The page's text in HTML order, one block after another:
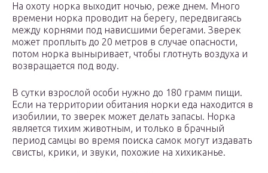
На охоту норка выходит ночью, реже днем. Много
времени норка проводит на берегу, передвигаясь
между корнями под нависшими берегами. Зверек
может проплыть до 20 метров в случае опасности,
потом норка выныривает, чтобы глотнуть воздуха и
возвращается под воду.
В сутки взрослой особи нужно до 180 грамм пищи.
Если на территории обитания норки еда находится в
изобилии, то зверек может делать запасы. Норка
является тихим животным, и только в брачный
период самцы во время поиска самок могут издавать
свисты, крики, и звуки, похожие на хихиканье.